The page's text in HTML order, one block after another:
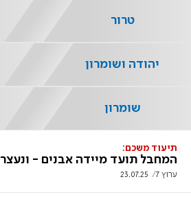
תיעוד משכם:
המחבל תועד מיידה אבנים - ונעצר
ערוץ 7 23.07.25
טרור
יהודה ושומרון
שומרון